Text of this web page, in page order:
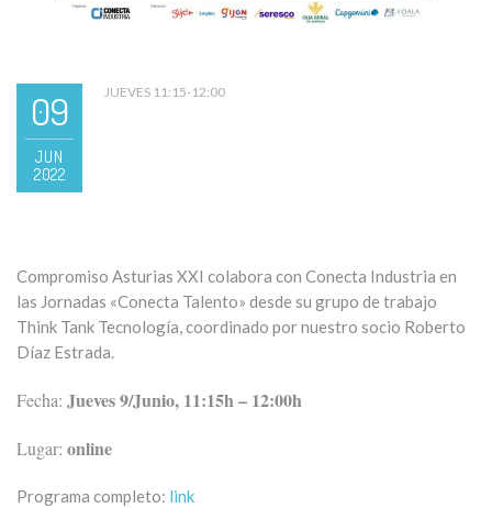
09
JUN
2022
JUEVES 11:15-12:00
Compromiso Asturias XXI colabora con Conecta Industria en
las Jornadas «Conecta Talento» desde su grupo de trabajo
Think Tank Tecnología, coordinado por nuestro socio Roberto
Díaz Estrada.
Fecha: Jueves 9/Junio, 11:15h – 12:00h
Lugar: online
Programa completo: link